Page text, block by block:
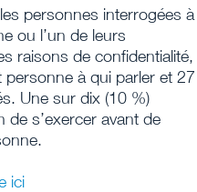
personnes interrogées à
ou l’un de leurs
raisons de confidentialité,
personne à qui parler et 27
Une sur dix (10 %)
de s’exercer avant de
ici